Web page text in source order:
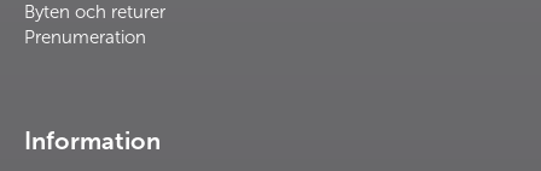
Byten och returer
Prenumeration
Information